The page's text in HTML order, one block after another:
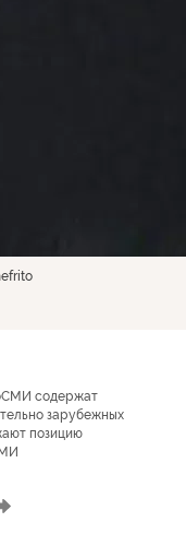
содержат
зарубежных
позицию